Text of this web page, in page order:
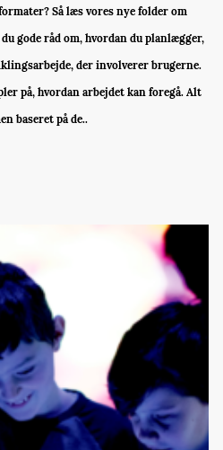
Så læs vores nye folder om
gode råd om, hvordan du planlægger,
der involverer brugerne.
på, hvordan arbejdet kan foregå. Alt
baseret på de..